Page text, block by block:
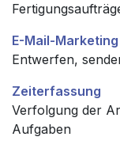
E-Mail-Marketing
Entwerfen,
Zeiterfassung
Verfolgung der
Aufgaben